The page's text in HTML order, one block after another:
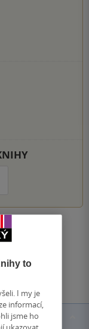
to
I my je
informací,
jsme ho